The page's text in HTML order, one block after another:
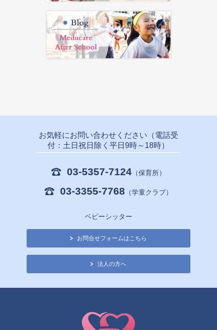
お気軽にお問い合わせください（電話受
付：土日祝日除く平日9時～18時）
03-5357-7124（保育所）
03-3355-7768 （学童クラブ）
ベビーシッター
お問合せフォームはこちら
法人の方へ